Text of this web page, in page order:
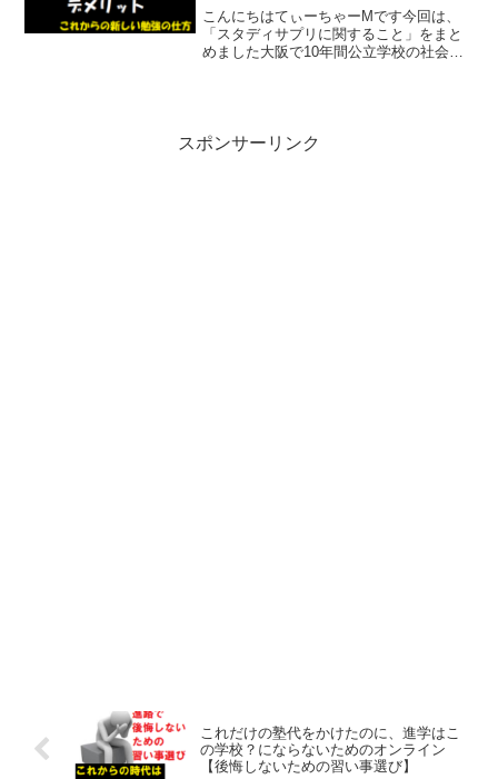
とめました】
こんにちはてぃーちゃーMです今回は、
「スタディサプリに関すること」をまと
めました大阪で10年間公立学校の社会科
スポンサーリンク
これだけの塾代をかけたのに、進学はこ
の学校？にならないためのオンライン
【後悔しないための習い事選び】